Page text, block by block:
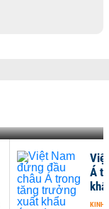
Á
KINH